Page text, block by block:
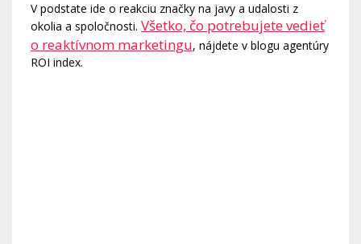
V podstate ide o reakciu značky na javy a udalosti z
okolia a spoločnosti. Všetko, čo potrebujete vedieť
o reaktívnom marketingu, nájdete v blogu agentúry
ROI index.